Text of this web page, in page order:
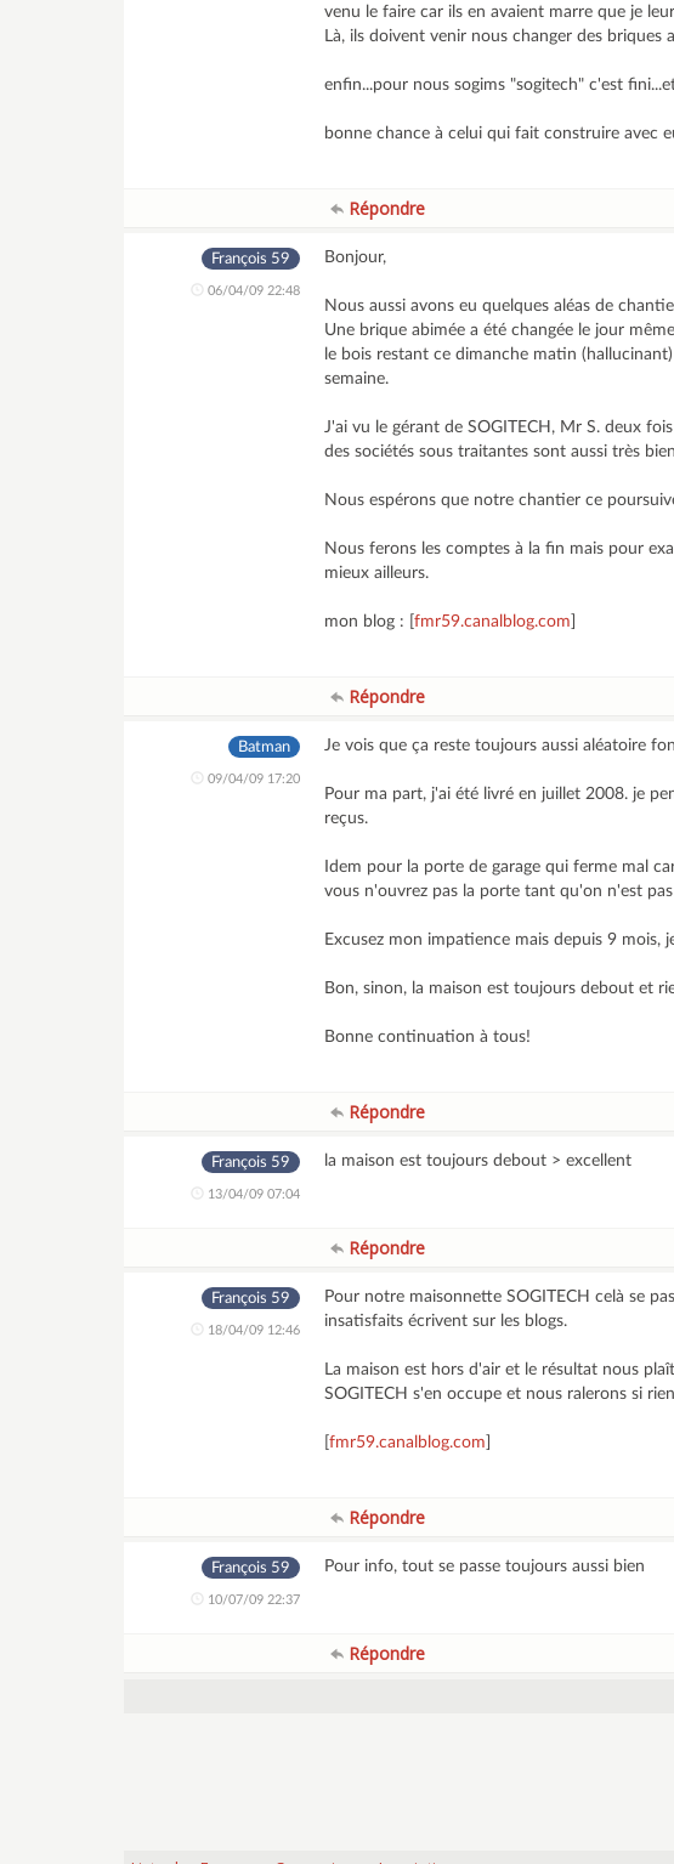
venu le faire car ils en avaient marre que je
Là, ils doivent venir nous changer des briques
enfin...pour nous sogims "sogitech" c'est
bonne chance à celui qui fait construire avec
Répondre
François 59
06/04/09 22:48
Bonjour,
Nous aussi avons eu quelques aléas de
Une brique abimée a été changée le jour
le bois restant ce dimanche matin
semaine.
J'ai vu le gérant de SOGITECH, Mr S. deux
des sociétés sous traitantes sont aussi très
Nous espérons que notre chantier ce
Nous ferons les comptes à la fin mais pour
mieux ailleurs.
mon blog : [fmr59.canalblog.com
Répondre
Batman
09/04/09 17:20
Je vois que ça reste toujours aussi aléatoire
Pour ma part, j'ai été livré en juillet 2008. je
reçus.
Idem pour la porte de garage qui ferme mal
vous n'ouvrez pas la porte tant qu'on n'est
Excusez mon impatience mais depuis 9 mois,
Bon, sinon, la maison est toujours debout et
Bonne continuation à tous!
Répondre
François 59
13/04/09 07:04
la maison est toujours debout > excellent
Répondre
François 59
18/04/09 12:46
Pour notre maisonnette SOGITECH celà se
insatisfaits écrivent sur les blogs.
La maison est hors d'air et le résultat nous
SOGITECH s'en occupe et nous ralerons si
[fmr59.canalblog.com
Répondre
François 59
10/07/09 22:37
Pour info, tout se passe toujours aussi bien
Répondre